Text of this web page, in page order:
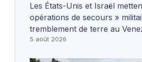
Les États-Unis et Israël
opérations de secours »
tremblement de terre au
5 août 2026